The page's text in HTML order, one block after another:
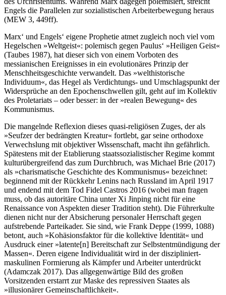
Engels die Parallelen zur sozialistischen Arbeiterbewegung heraus
(MEW 3, 449ff).
Marx‘ und Engels‘ eigene Prophetie atmet zugleich noch viel vom
Hegelschen »Weltgeist«: polemisch gegen Paulus‘ »Heiligen Geist«
(Taubes 1987), hat dieser sich von einem Vorboten des
messianischen Ereignisses in ein evolutionäres Prinzip der
Menschheitsgeschichte verwandelt. Das »welthistorische
Individuum«, das Hegel als Verdichtungs- und Umschlagspunkt der
Widersprüche an den Epochenschwellen gilt, geht auf im Kollektiv
des Proletariats – oder besser: in der »realen Bewegung« des
Kommunismus.
Die mangelnde Reflexion dieses quasi-religiösen Zuges, der als
»Seufzer der bedrängten Kreatur« fortlebt, gar seine orthodoxe
Verwechslung mit objektiver Wissenschaft, macht ihn gefährlich.
Spätestens mit der Etablierung staatssozialistischer Regime kommt
kulturübergreifend das zum Durchbruch, was Michael Brie (2017)
als »charismatische Geschichte des Kommunismus« bezeichnet:
beginnend mit der Rückkehr Lenins nach Russland im April 1917
und endend mit dem Tod Fidel Castros 2016 (wobei man fragen
muss, ob das autoritäre China unter Xi Jinping nicht für eine
Renaissance von Aspekten dieser Tradition steht). Die Führerkulte
dienen nicht nur der Absicherung personaler Herrschaft gegen
aufstrebende Parteikader. Sie sind, wie Frank Deppe (1999, 1088)
betont, auch »Kohäsionsfaktor für die kollektive Identität« und
Ausdruck einer »latente[n] Bereitschaft zur Selbstentmündigung der
Massen«. Deren eigene Individualität wird in der diszipliniert-
maskulinen Formierung als Kämpfer und Arbeiter unterdrückt
(Adamczak 2017). Das allgegenwärtige Bild des großen
Vorsitzenden erstarrt zur Maske des repressiven Staates als
»illusionärer Gemeinschaftlichkeit«.